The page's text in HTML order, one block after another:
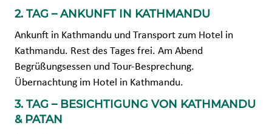
2. TAG – ANKUNFT IN KATHMANDU
Ankunft in Kathmandu und Transport zum Hotel in
Kathmandu. Rest des Tages frei. Am Abend
Begrüßungsessen und Tour-Besprechung.
Übernachtung im Hotel in Kathmandu.
3. TAG – BESICHTIGUNG VON KATHMANDU
& PATAN